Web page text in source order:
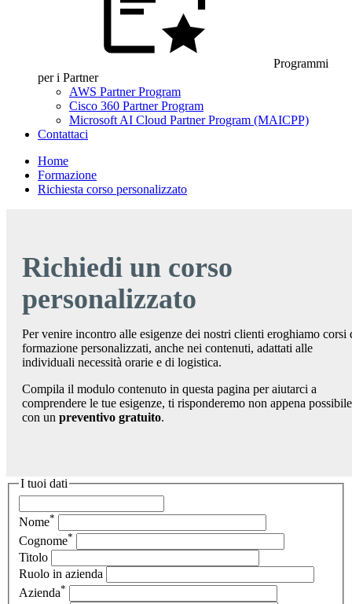
Programmi
per i Partner
AWS Partner Program
Cisco 360 Partner Program
Microsoft AI Cloud Partner Program (MAICPP)
Contattaci
Home
Formazione
Richiesta corso personalizzato
Richiedi un corso
personalizzato
Per venire incontro alle esigenze dei nostri clienti eroghiamo corsi
formazione personalizzati, anche nei contenuti, adattati alle
individuali necessità orarie e di logistica.
Compila il modulo contenuto in questa pagina per aiutarci a
comprendere le tue esigenze, ti risponderemo non appena possibile
con un preventivo gratuito.
I tuoi dati
Nome*
Cognome*
Titolo
Ruolo in azienda
Azienda*